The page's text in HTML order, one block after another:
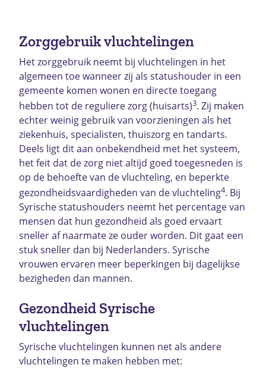
Zorggebruik vluchtelingen
Het zorggebruik neemt bij vluchtelingen in het
algemeen toe wanneer zij als statushouder in een
gemeente komen wonen en directe toegang
hebben tot de reguliere zorg (huisarts)3. Zij maken
echter weinig gebruik van voorzieningen als het
ziekenhuis, specialisten, thuiszorg en tandarts.
Deels ligt dit aan onbekendheid met het systeem,
het feit dat de zorg niet altijd goed toegesneden is
op de behoefte van de vluchteling, en beperkte
gezondheidsvaardigheden van de vluchteling4. Bij
Syrische statushouders neemt het percentage van
mensen dat hun gezondheid als goed ervaart
sneller af naarmate ze ouder worden. Dit gaat een
stuk sneller dan bij Nederlanders. Syrische
vrouwen ervaren meer beperkingen bij dagelijkse
bezigheden dan mannen.
Gezondheid Syrische
vluchtelingen
Syrische vluchtelingen kunnen net als andere
vluchtelingen te maken hebben met: